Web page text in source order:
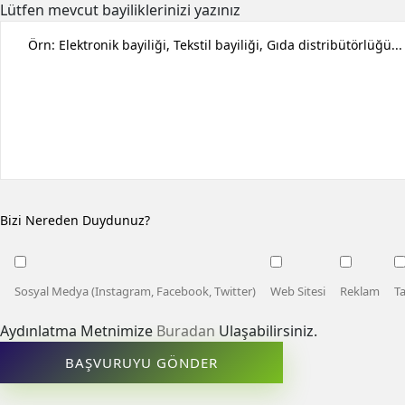
Lütfen mevcut bayiliklerinizi yazınız
Bizi Nereden Duydunuz?
Sosyal Medya (Instagram, Facebook, Twitter) Web Sitesi Reklam
Aydınlatma Metnimize Buradan Ulaşabilirsiniz.